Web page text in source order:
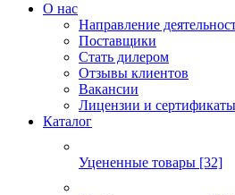
О нас
Направление
Поставщики
Стать дилером
Отзывы клиентов
Вакансии
Лицензии и сертификаты
Каталог
Уцененные товары [32]